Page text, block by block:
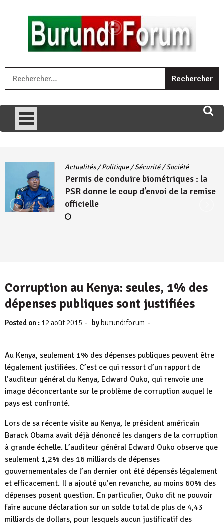
umariye umuryango wawe canke igihugu cakwibarutse .Wewe
uri ngaha ndagusigiye iki kibazo : Uriko ukora iki kugira ngo
Actualités/Politique/Sécurité/Société
Permis de conduire biométriques : la
PSR donne le coup d’envoi de la remise
officielle
Corruption au Kenya: seules, 1% des
dépenses publiques sont justifiées
Posted on : 12 août 2015 - by burundiforum -
Au Kenya, seulement 1% des dépenses publiques peuvent être
légalement justifiées. C’est ce qui ressort d’un rapport de
l’auditeur général du Kenya, Edward Ouko, qui renvoie une
image déconcertante sur le problème de corruption auquel le
pays est confronté.
Lors de sa récente visite au Kenya, le président américain
Barack Obama avait déjà dénoncé les dangers de la corruption
à grande échelle. L’auditeur général Edward Ouko observe que
seulement 1,2% des 16 milliards de dépenses
gouvernementales de l’an dernier ont été dépensés légalement
et efficacement. Il a ajouté qu’en revanche, au moins 60% des
dépenses posent question. En particulier, Ouko dit ne pouvoir
faire aucune déclaration sur un solde total de plus de 4,43
milliards de dollars, pour lesquels aucun justificatif des